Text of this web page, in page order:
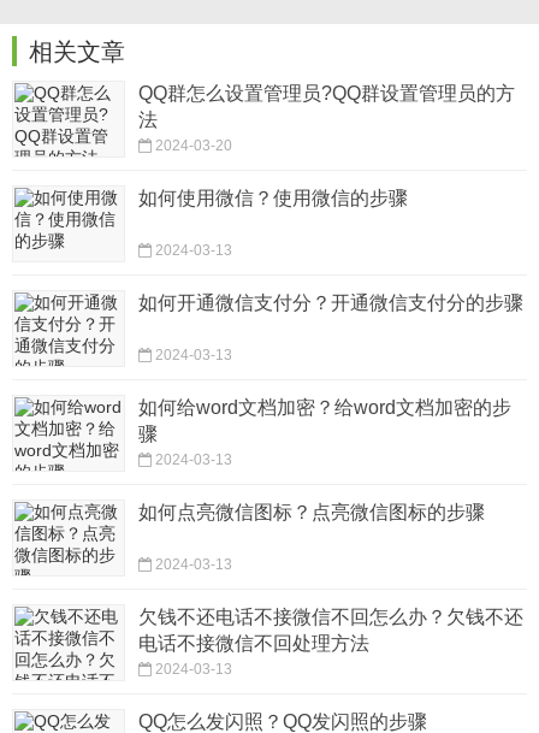
相关文章
QQ群怎么设置管理员?QQ群设置管理员的方
法
2024-03-20
如何使用微信？使用微信的步骤
2024-03-13
如何开通微信支付分？开通微信支付分的步骤
2024-03-13
如何给word文档加密？给word文档加密的步
骤
2024-03-13
如何点亮微信图标？点亮微信图标的步骤
2024-03-13
欠钱不还电话不接微信不回怎么办？欠钱不还
电话不接微信不回处理方法
2024-03-13
QQ怎么发闪照？QQ发闪照的步骤